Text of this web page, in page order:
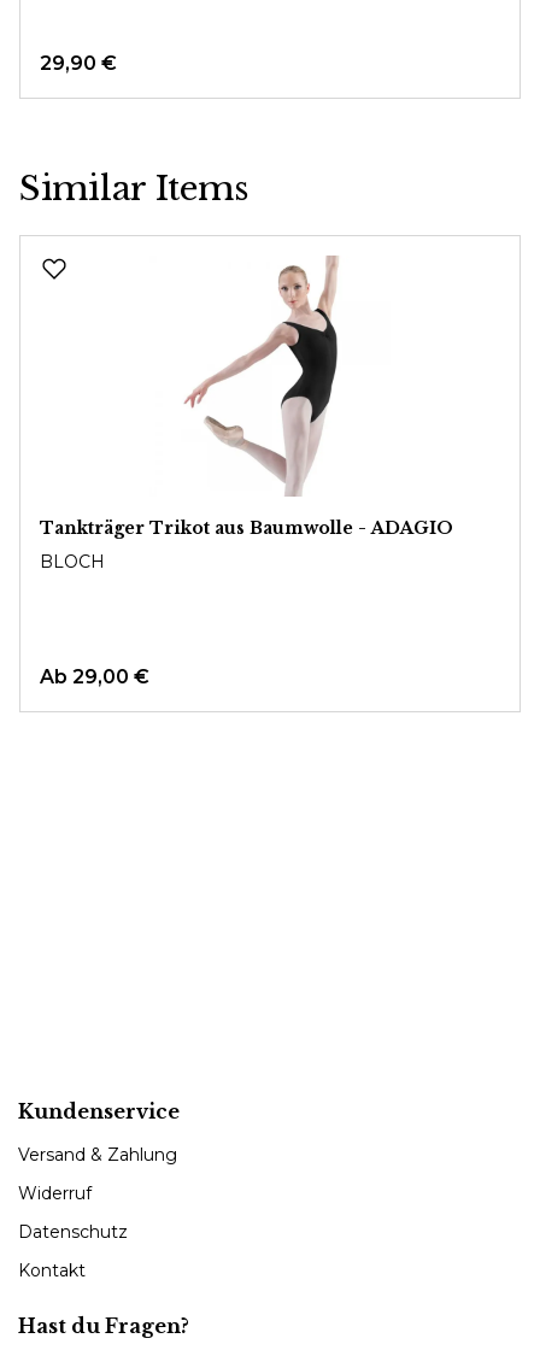
29,90 €
Similar Items
Tankträger Trikot aus Baumwolle - ADAGIO
BLOCH
Ab 29,00 €
Kundenservice
Versand & Zahlung
Widerruf
Datenschutz
Kontakt
Hast du Fragen?